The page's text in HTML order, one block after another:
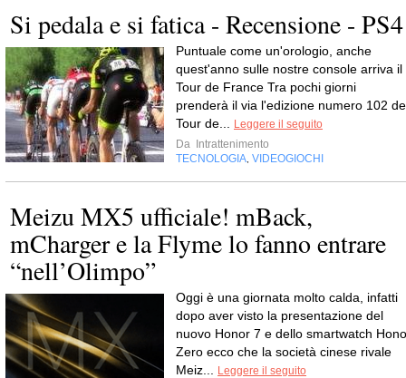
Si pedala e si fatica - Recensione - PS4
Puntuale come un'orologio, anche
quest'anno sulle nostre console arriva il
Tour de France Tra pochi giorni
prenderà il via l'edizione numero 102
Tour de...
Leggere il seguito
Da
Intrattenimento
TECNOLOGIA VIDEOGIOCHI
Meizu MX5 ufficiale! mBack,
mCharger e la Flyme lo fanno entrare
“nell’Olimpo”
Oggi è una giornata molto calda, infatti
dopo aver visto la presentazione del
nuovo Honor 7 e dello smartwatch
Zero ecco che la società cinese rivale
Meiz...
Leggere il seguito